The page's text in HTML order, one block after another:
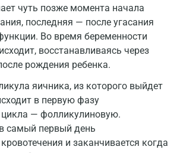
чуть позже момента начала
последняя — после угасания
Во время беременности
восстанавливаясь через
рождения ребенка.
яичника, из которого выйдет
в первую фазу
цикла — фолликулиновую.
самый первый день
и заканчивается когда